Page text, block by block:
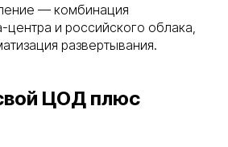
— комбинация
центра и российского облака,
развертывания.
ЦОД плюс